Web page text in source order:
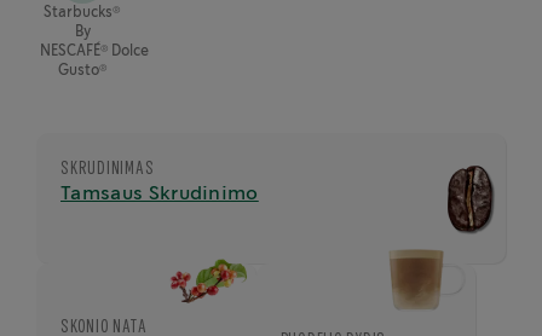
Starbucks®
By
NESCAFÉ®
Dolce
Gusto®
SKRUDINIMAS
Tamsaus Skrudinimo
SKONIO NATA